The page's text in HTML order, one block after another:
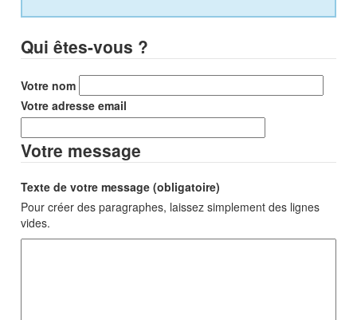
Qui êtes-vous ?
Votre nom
Votre adresse email
Votre message
Texte de votre message (obligatoire)
Pour créer des paragraphes, laissez simplement des lignes
vides.